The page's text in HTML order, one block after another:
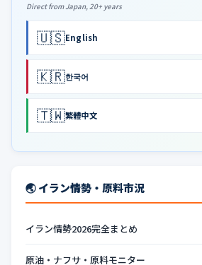
Direct from Japan, 20+ years
🇺🇸English
🇰🇷한국어
🇹🇼繁體中文
🌏 イラン情勢・原料市況
イラン情勢2026完全まとめ
原油・ナフサ・原料モニター